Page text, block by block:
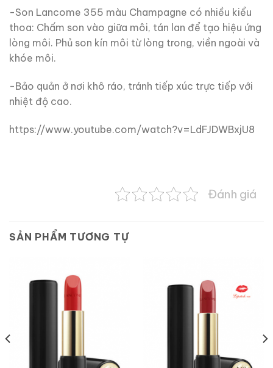
-Son Lancome 355 màu Champagne có nhiều kiểu
thoa: Chấm son vào giữa môi, tán lan để tạo hiệu ứng
lòng môi. Phủ son kín môi từ lòng trong, viền ngoài và
khóe môi.
-Bảo quản ở nơi khô ráo, tránh tiếp xúc trực tiếp với
nhiệt độ cao.
https://www.youtube.com/watch?v=LdFJDWBxjU8
Đánh giá
SẢN PHẨM TƯƠNG TỰ